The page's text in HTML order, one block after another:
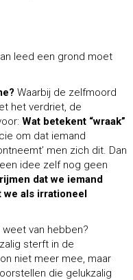
leed een grond moet
Waarbij de zelfmoord
het verdriet, de
Wat betekent “wraak”
om dat iemand
men zich dit. Dan
idee zelf nog geen
dat we iemand
als irrationeel
van hebben?
sterft in de
niet meer mee, maar
die gelukzalig